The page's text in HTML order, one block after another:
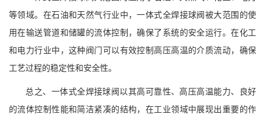
等领域。在石油和天然气行业中，一体式全焊接球阀被大范围的使
用在输送管道和储罐的流体控制，确保了系统的安全运行。在化工
和电力行业中，这种阀门可以有效控制高压高温的介质流动，确保
工艺过程的稳定性和安全性。
总之、一体式全焊接球阀以其高可靠性、高压高温能力、良好
的流体控制性能和简洁紧凑的结构，在工业领域中展现出重要的作